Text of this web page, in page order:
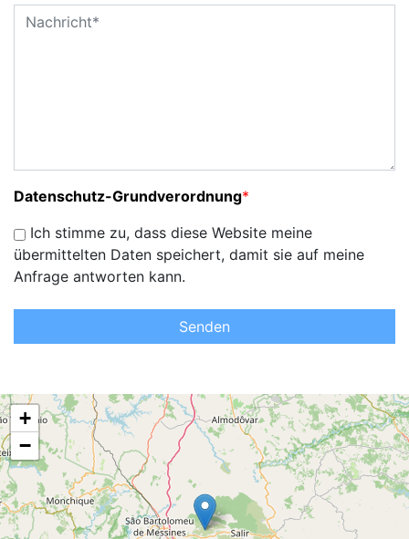
Datenschutz-Grundverordnung*
Ich stimme zu, dass diese Website meine
übermittelten Daten speichert, damit sie auf meine
Anfrage antworten kann.
Senden
+
−